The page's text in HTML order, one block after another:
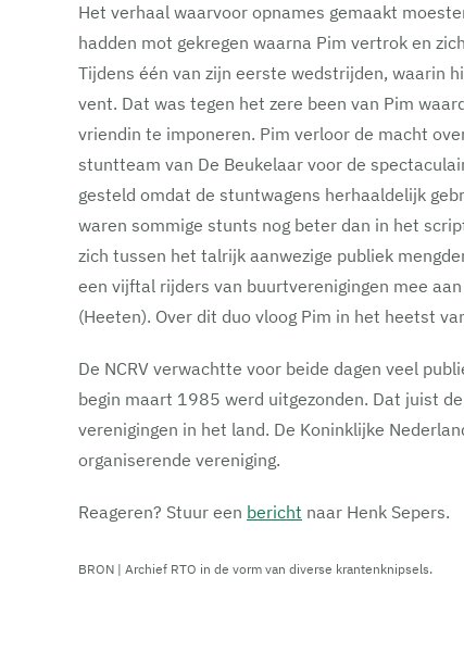
Het verhaal waarvoor opnames gemaakt
hadden mot gekregen waarna Pim vertrok en
Tijdens één van zijn eerste wedstrijden, waarin
vent. Dat was tegen het zere been van Pim
vriendin te imponeren. Pim verloor de macht
stuntteam van De Beukelaar voor de
gesteld omdat de stuntwagens herhaaldelijk
waren sommige stunts nog beter dan in het
zich tussen het talrijk aanwezige publiek
een vijftal rijders van buurtverenigingen mee
(Heeten). Over dit duo vloog Pim in het heetst
De NCRV verwachtte voor beide dagen veel
begin maart 1985 werd uitgezonden. Dat juist
verenigingen in het land. De Koninklijke
organiserende vereniging.
Reageren? Stuur een bericht naar Henk Sepers.
BRON | Archief RTO in de vorm van diverse krantenknipsels.